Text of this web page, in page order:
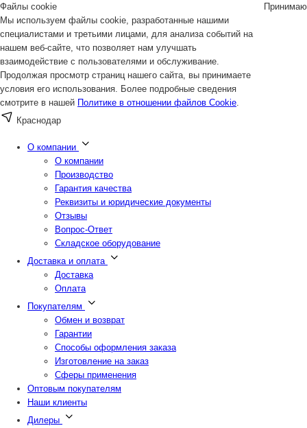
Файлы cookie
Мы используем файлы cookie, разработанные нашими
специалистами и третьими лицами, для анализа событий на
нашем веб-сайте, что позволяет нам улучшать
взаимодействие с пользователями и обслуживание.
Продолжая просмотр страниц нашего сайта, вы принимаете
условия его использования. Более подробные сведения
смотрите в нашей Политике в отношении файлов Cookie.
Принимаю
Краснодар
О компании
О компании
Производство
Гарантия качества
Реквизиты и юридические документы
Отзывы
Вопрос-Ответ
Складское оборудование
Доставка и оплата
Доставка
Оплата
Покупателям
Обмен и возврат
Гарантии
Способы оформления заказа
Изготовление на заказ
Сферы применения
Оптовым покупателям
Наши клиенты
Дилеры